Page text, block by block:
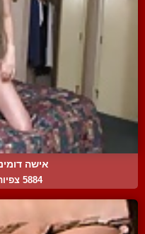
אישה
5884 צפיות